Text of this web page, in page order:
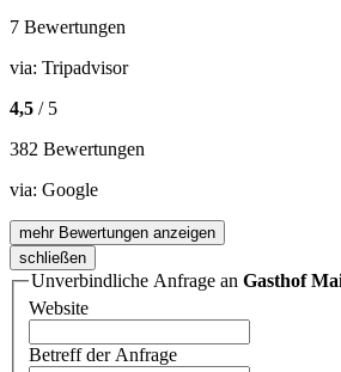
7 Bewertungen
via: Tripadvisor
4,5 / 5
382 Bewertungen
via: Google
mehr Bewertungen anzeigen
schließen
Unverbindliche Anfrage an Gasthof
Website
Betreff der Anfrage